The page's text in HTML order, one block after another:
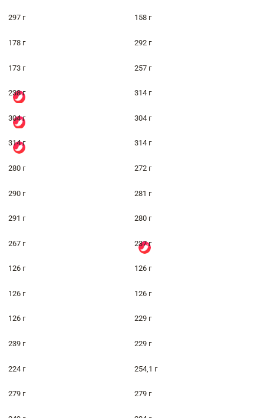
297 г 158 г
178 г 292 г
173 г 257 г
238 г 314 г
304 г 304 г
314 г 314 г
280 г 272 г
290 г 281 г
291 г 280 г
267 г 237 г
126 г 126 г
126 г 126 г
126 г 229 г
239 г 229 г
224 г 254,1 г
279 г 279 г